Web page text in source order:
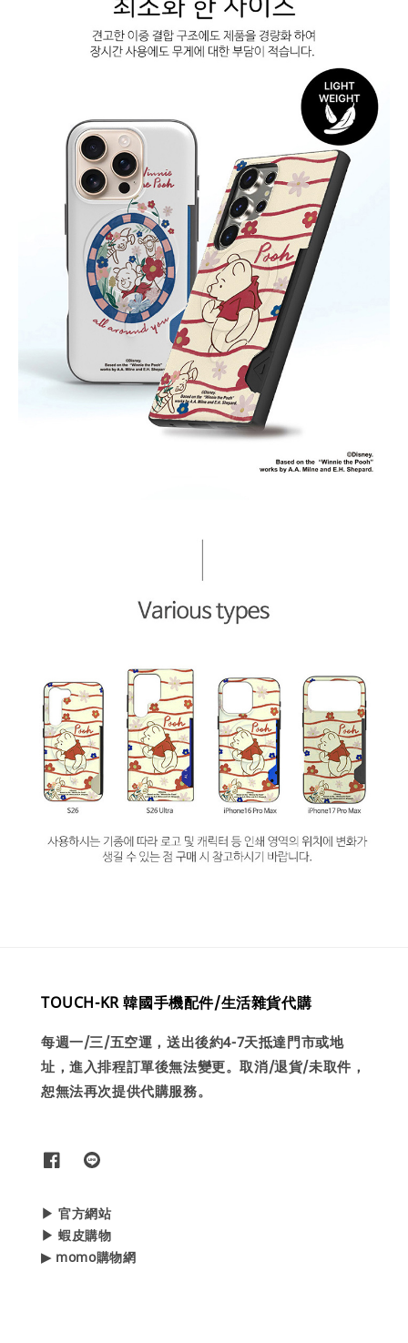
TOUCH-KR 韓國手機配件/生活雜貨代購
每週一/三/五空運，送出後約4-7天抵達門市或地
址，進入排程訂單後無法變更。取消/退貨/未取件，
恕無法再次提供代購服務。
▶ 官方網站
▶ 蝦皮購物
▶ momo購物網